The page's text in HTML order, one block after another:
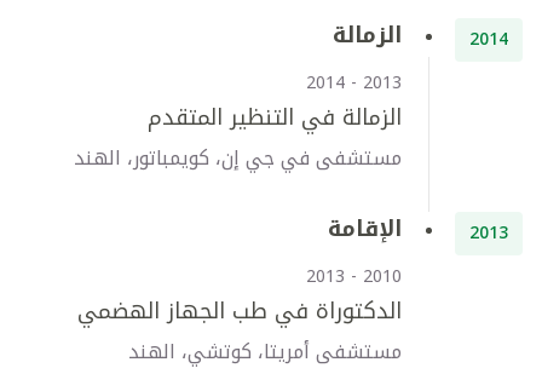
2014 الزمالة
2013 - 2014
الزمالة في التنظير المتقدم
مستشفى في جي إن، كويمباتور، الهند
2013 الإقامة
2010 - 2013
الدكتوراة في طب الجهاز الهضمي
مستشفى أمريتا، كوتشي، الهند